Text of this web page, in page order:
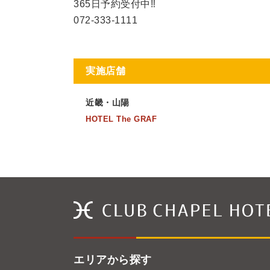
365日予約受付中‼
072-333-1111
実施店舗
近畿・山陽
HOTEL The GRAF
エリアから探す